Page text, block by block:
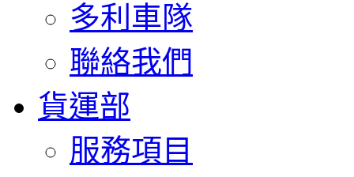
多利車隊
聯絡我們
貨運部
服務項目